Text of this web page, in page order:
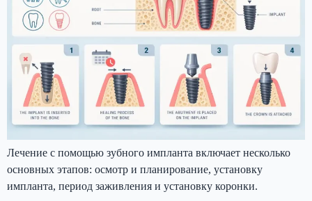
Лечение с помощью зубного импланта включает несколько
основных этапов: осмотр и планирование, установку
импланта, период заживления и установку коронки.